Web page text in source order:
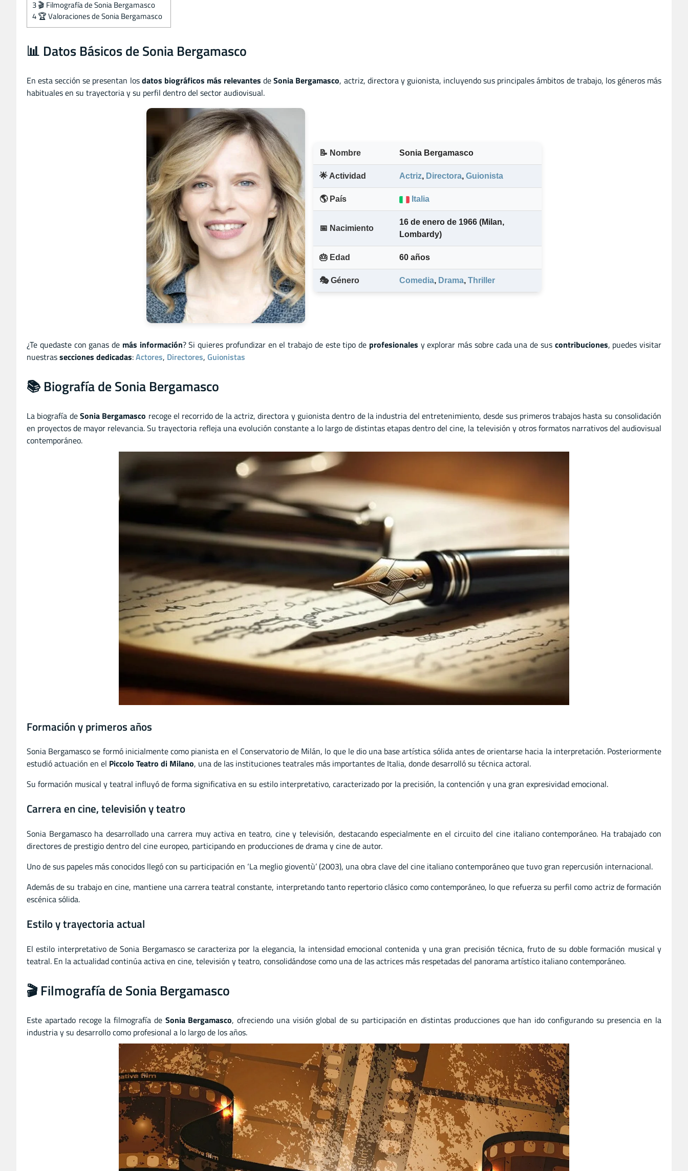
3🎬 Filmografía de Sonia Bergamasco
4🏆 Valoraciones de Sonia Bergamasco
📊 Datos Básicos de Sonia Bergamasco
En esta sección se presentan losdatos biográficos más relevantes deSonia Bergamasco, actriz, directoray guionista, incluyendo sus principales ámbitos de trabajo, los géneros más
habituales en su trayectoria y su perfil dentro del sector audiovisual.
📝 Nombre Sonia Bergamasco
🌟 Actividad Actriz, Directora, Guionista
🌎 País Italia
📅 Nacimiento
16 de enero de 1966 (Milan,
Lombardy)
🎂 Edad 60 años
🎭 Género Comedia, Drama, Thriller
¿Te quedaste con ganas de más información? Si quieres profundizar en el trabajo de este tipo de profesionales y explorar más sobre cada una de sus contribuciones, puedes visitar
nuestrassecciones dedicadas:Actores, Directores, Guionistas
📚 Biografía de Sonia Bergamasco
La biografía deSonia Bergamasco recoge el recorrido de la actriz,directora y guionista dentro de la industria del entretenimiento, desde sus primeros trabajos hasta su consolidación
en proyectos de mayor relevancia. Su trayectoria refleja una evolución constante a lo largo de distintas etapas dentro del cine, la televisión y otros formatos narrativos del audiovisual
contemporáneo.
Formación y primeros años
Sonia Bergamasco se formó inicialmente como pianista en el Conservatorio de Milán, lo que le dio una base artística sólida antes de orientarse hacia la interpretación. Posteriormente
estudió actuación en el Piccolo Teatro di Milano, una de las instituciones teatrales más importantes de Italia, donde desarrolló su técnica actoral.
Su formación musical y teatral influyó de forma significativa en su estilo interpretativo, caracterizado por la precisión, la contención y una gran expresividad emocional.
Carrera en cine, televisión y teatro
Sonia Bergamasco ha desarrollado una carrera muy activa en teatro, cine y televisión, destacando especialmente en el circuito del cine italiano contemporáneo. Ha trabajado con
directores de prestigio dentro del cine europeo, participando en producciones de drama y cine de autor.
Uno de sus papeles más conocidos llegó con su participación en ‘La meglio gioventù’ (2003), una obra clave del cine italiano contemporáneo que tuvo gran repercusión internacional.
Además de su trabajo en cine, mantiene una carrera teatral constante, interpretando tanto repertorio clásico como contemporáneo, lo que refuerza su perfil como actriz de formación
escénica sólida.
Estilo y trayectoria actual
El estilo interpretativo de Sonia Bergamasco se caracteriza por la elegancia, la intensidad emocional contenida y una gran precisión técnica, fruto de su doble formación musical y
teatral. En la actualidad continúa activa en cine, televisión y teatro, consolidándose como una de las actrices más respetadas del panorama artístico italiano contemporáneo.
🎬 Filmografía de Sonia Bergamasco
Este apartado recoge la filmografía de Sonia Bergamasco, ofreciendo una visión global de su participación en distintas producciones que han ido configurando su presencia en la
industria y su desarrollo como profesional a lo largo de los años.